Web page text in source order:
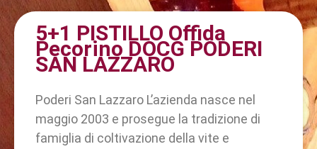
5+1 PISTILLO Offida
Pecorino DOCG PODERI
SAN LAZZARO
Poderi San Lazzaro L’azienda nasce nel
maggio 2003 e prosegue la tradizione di
famiglia di coltivazione della vite e